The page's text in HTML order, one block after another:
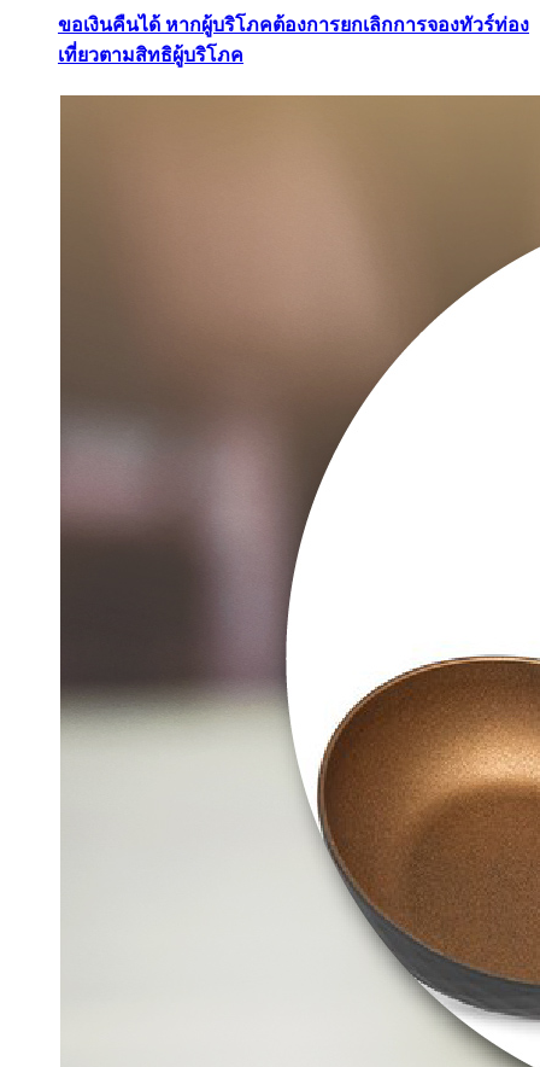
ขอเงินคืนได้ หากผู้บริโภคต้องการยกเลิกการจองทัวร์ท่อง
เที่ยวตามสิทธิผู้บริโภค